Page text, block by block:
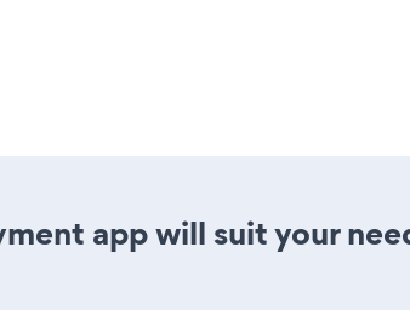
app will suit your